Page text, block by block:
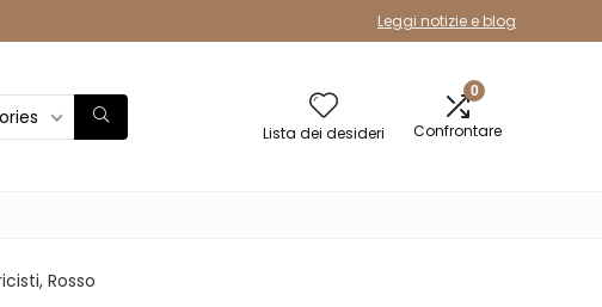
Leggi notizie e blog
Lista dei desideri
0
Confrontare
Rosso